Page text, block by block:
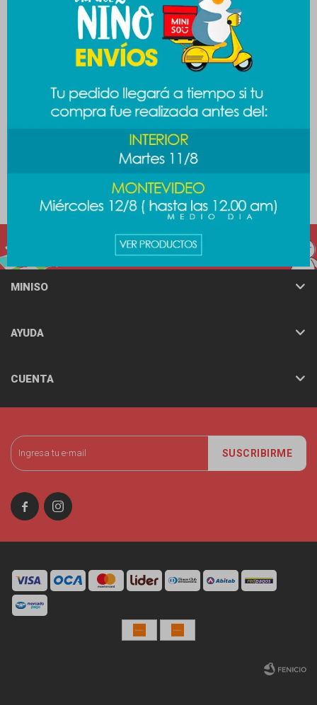
Peluche cariñositos -
$ 889
SUSCRIBIRME
 
MINISO
AYUDA
CUENTA